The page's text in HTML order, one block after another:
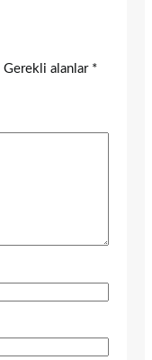
Gerekli alanlar *